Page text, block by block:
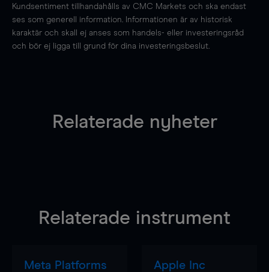
Kundsentiment tillhandahålls av CMC Markets och ska endast
ses som generell information. Informationen är av historisk
karaktär och skall ej anses som handels- eller investeringsråd
och bör ej ligga till grund för dina investeringsbeslut.
Relaterade nyheter
Relaterade instrument
Meta Platforms
Apple Inc